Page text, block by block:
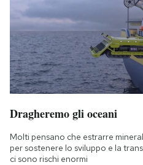
Dragheremo gli oceani
Molti pensano che estrarre
per sostenere lo sviluppo e la
ci sono rischi enormi